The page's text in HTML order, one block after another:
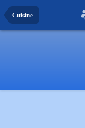
Cuisine